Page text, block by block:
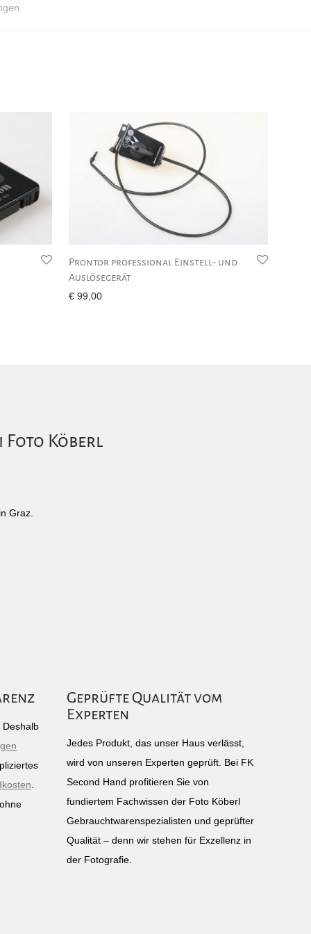
Prontor professional Einstell- und
Auslösegerät
€ 99,00
Foto Köberl
Graz.
Deshalb
Geprüfte Qualität vom
Experten
Jedes Produkt, das unser Haus verlässt,
wird von unseren Experten geprüft. Bei FK
Second Hand profitieren Sie von
fundiertem Fachwissen der Foto Köberl
Gebrauchtwarenspezialisten und geprüfter
Qualität – denn wir stehen für Exzellenz in
der Fotografie.